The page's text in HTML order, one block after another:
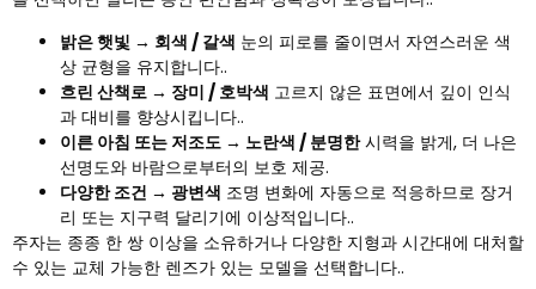
밝은 햇빛 → 회색 / 갈색 눈의 피로를 줄이면서 자연스러운 색
상 균형을 유지합니다..
흐린 산책로 → 장미 / 호박색 고르지 않은 표면에서 깊이 인식
과 대비를 향상시킵니다..
이른 아침 또는 저조도 → 노란색 / 분명한시력을 밝게, 더 나은
선명도와 바람으로부터의 보호 제공.
다양한 조건 → 광변색 조명 변화에 자동으로 적응하므로 장거
리 또는 지구력 달리기에 이상적입니다..
주자는 종종 한 쌍 이상을 소유하거나 다양한 지형과 시간대에 대처할
수 있는 교체 가능한 렌즈가 있는 모델을 선택합니다..